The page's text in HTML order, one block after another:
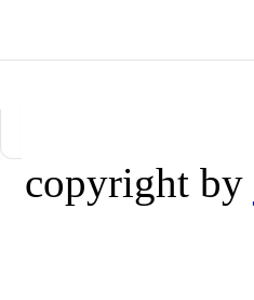
copyright by